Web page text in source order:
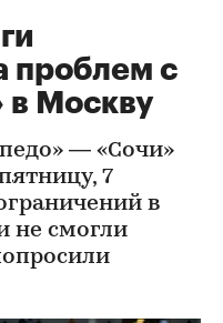
проблем с
в Москву
— «Сочи»
7
в
не смогли